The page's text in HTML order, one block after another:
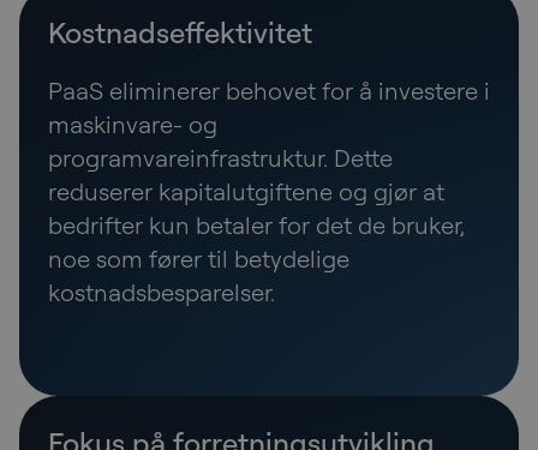
Kostnadseffektivitet
PaaS eliminerer behovet for å investere i
maskinvare- og
programvareinfrastruktur. Dette
reduserer kapitalutgiftene og gjør at
bedrifter kun betaler for det de bruker,
noe som fører til betydelige
kostnadsbesparelser.
Fokus på forretningsutvikling